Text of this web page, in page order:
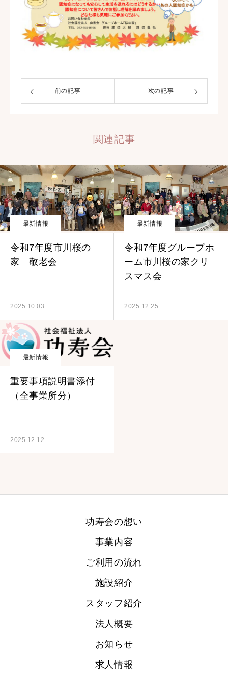
前の記事 次の記事
関連記事
最新情報
令和7年度市川桜の
家 敬老会
2025.10.03
最新情報
令和7年度グループホ
ーム市川桜の家クリ
スマス会
2025.12.25
最新情報
重要事項説明書添付
（全事業所分）
2025.12.12
功寿会の想い
事業内容
ご利用の流れ
施設紹介
スタッフ紹介
法人概要
お知らせ
求人情報